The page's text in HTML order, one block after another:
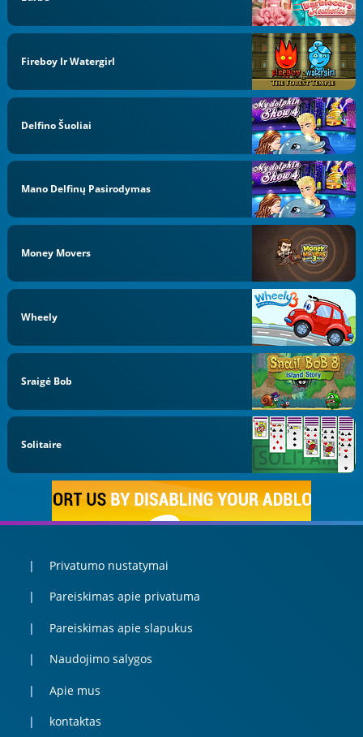
Fireboy Ir Watergirl
Delfino Šuoliai
Mano Delfinų Pasirodymas
Money Movers
Wheely
Sraigė Bob
Solitaire
Privatumo nustatymai
Pareiskimas apie privatuma
Pareiskimas apie slapukus
Naudojimo salygos
Apie mus
kontaktas